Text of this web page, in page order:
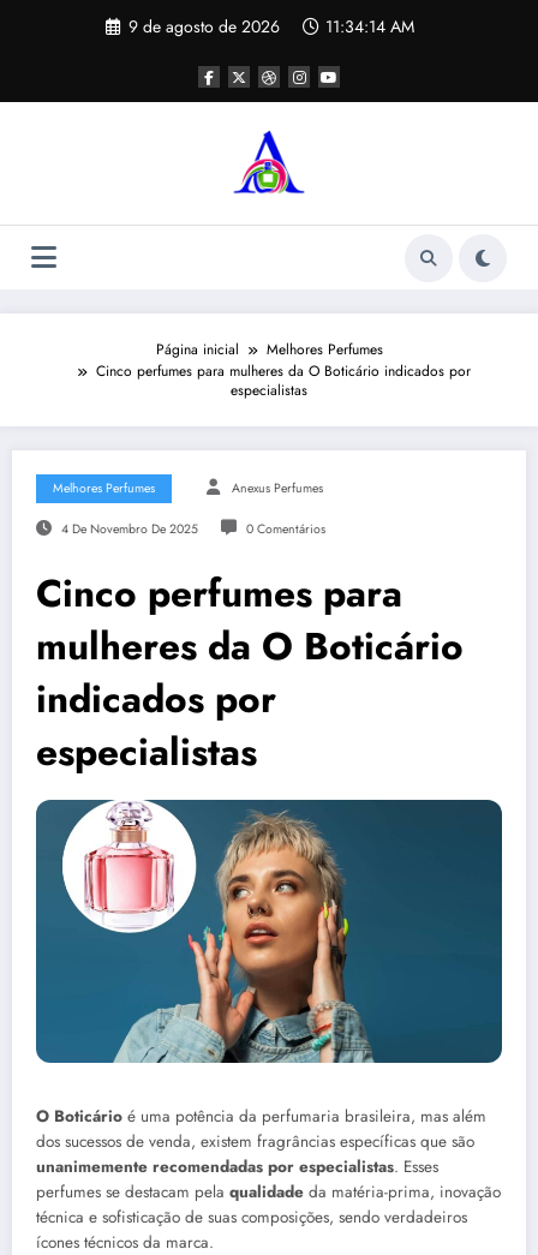
9 de agosto de 2026 11:34:15 AM
Página inicial
Melhores Perfumes
Cinco perfumes para mulheres da O Boticário indicados por
especialistas
Melhores Perfumes Anexus Perfumes
4 De Novembro De 2025 0 Comentários
Cinco perfumes para
mulheres da O Boticário
indicados por
especialistas
O Boticário é uma potência da perfumaria brasileira, mas além
dos sucessos de venda, existem fragrâncias específicas que são
unanimemente recomendadas por especialistas. Esses
perfumes se destacam pela qualidade da matéria-prima, inovação
técnica e sofisticação de suas composições, sendo verdadeiros
ícones técnicos da marca.